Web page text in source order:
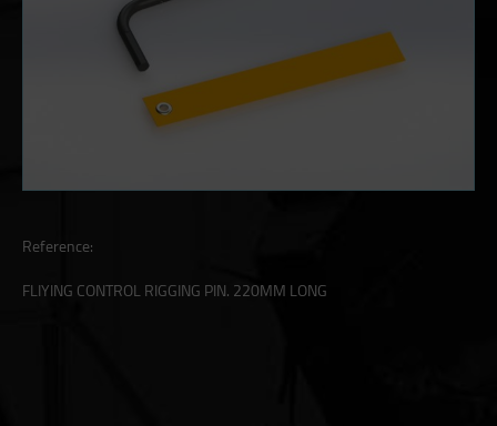
Reference:
FLIYING CONTROL RIGGING PIN. 220MM LONG